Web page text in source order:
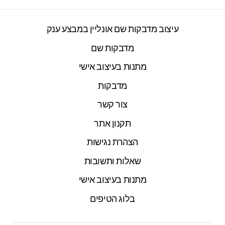
עיצוב מדבקות שם אונליין במבצע ענק
מדבקות שם
מתנות בעיצוב אישי
מדבקות
צור קשר
תקנון אתר
הצהרת נגישות
שאלות ותשובות
מתנות בעיצוב אישי
בלוג הטיפים